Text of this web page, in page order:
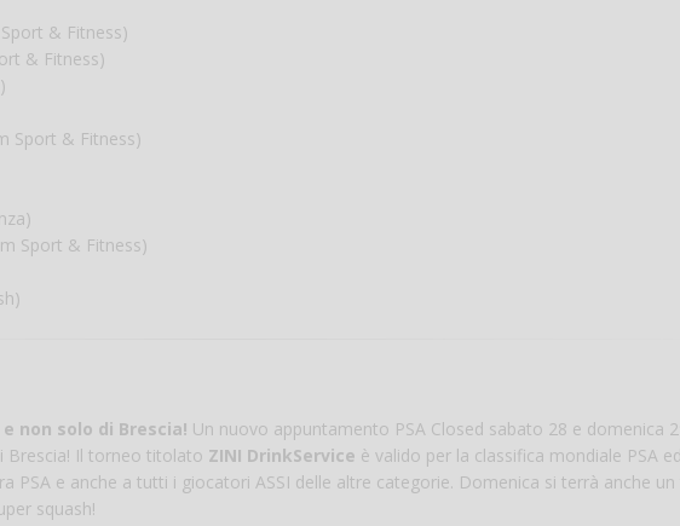
& Fitness)
& Fitness)
Sport & Fitness)
Sport & Fitness)
non solo di Brescia! Un nuovo appuntamento PSA Closed sabato 28 e domenica
Brescia! Il torneo titolato ZINI DrinkService è valido per la classifica mondiale PSA
PSA e anche a tutti i giocatori ASSI delle altre categorie. Domenica si terrà anche
squash!